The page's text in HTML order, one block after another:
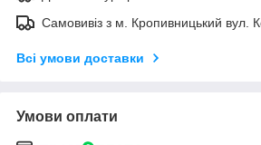
Самовивіз з м. Кропивницький вул.
Всі умови доставки
Умови оплати